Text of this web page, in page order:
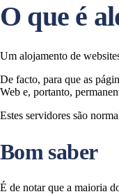
O que é
Um alojamento de
De facto, para que as
Web e, portanto,
Estes servidores são
Bom saber
É de notar que a maioria